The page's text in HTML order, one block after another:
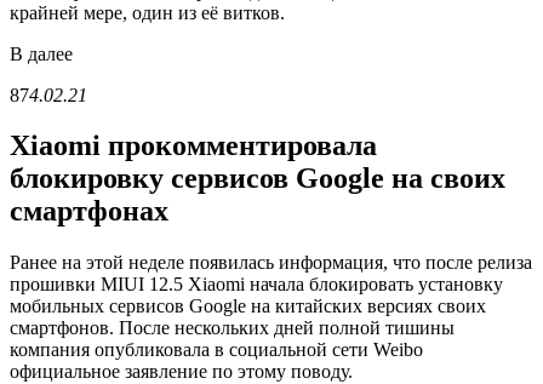
крайней мере, один из её витков.
В далее
874.02.21
Xiaomi прокомментировала
блокировку сервисов Google на своих
смартфонах
Ранее на этой неделе появилась информация, что после релиза
прошивки MIUI 12.5 Xiaomi начала блокировать установку
мобильных сервисов Google на китайских версиях своих
смартфонов. После нескольких дней полной тишины
компания опубликовала в социальной сети Weibo
официальное заявление по этому поводу.